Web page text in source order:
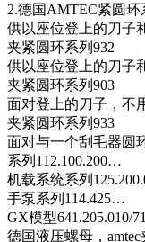
2.德国AMTEC紧圆环
供以座位登上的刀子
夹紧圆环系列932
供以座位登上的刀子
夹紧圆环系列903
面对登上的刀子，不
夹紧圆环系列933
面对与一个刮毛器圆
系列112.100.200…
机载系统系列
手泵系列114.425…
GX模型641.205.010/
德国液压螺母，